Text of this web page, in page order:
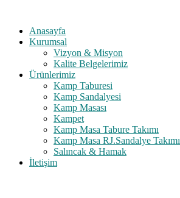
Anasayfa
Kurumsal
Vizyon & Misyon
Kalite Belgelerimiz
Ürünlerimiz
Kamp Taburesi
Kamp Sandalyesi
Kamp Masası
Kampet
Kamp Masa Tabure Takımı
Kamp Masa RJ.Sandalye Takımı
Salıncak & Hamak
İletişim